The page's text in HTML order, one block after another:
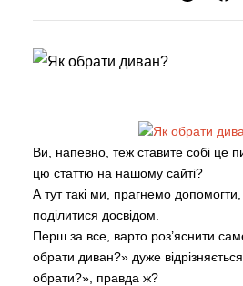
Ви, напевно, теж ставите собі це
цю статтю на нашому сайті?
А тут такі ми, прагнемо допомогти,
поділитися досвідом.
Перш за все, варто роз’яснити
обрати диван?» дуже
обрати?», правда ж?